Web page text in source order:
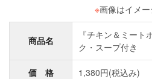
※画像はイメ
商品名
『チキン＆ミー
ク・スープ付き
価 格 1,380円(税込み)